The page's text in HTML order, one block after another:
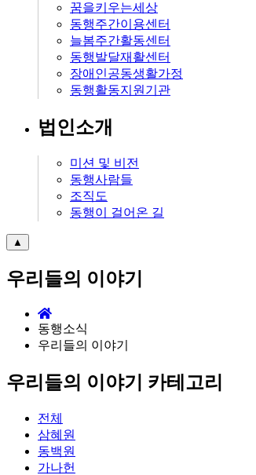
꿈을키우는세상
동행주간이용센터
늘봄주간활동센터
동행발달재활센터
장애인공동생활가정
동행활동지원기관
법인소개
미션 및 비전
동행사람들
조직도
동행이 걸어온 길
▲
우리들의 이야기
동행소식
우리들의 이야기
우리들의 이야기 카테고리
전체
삼혜원
동백원
가나헌